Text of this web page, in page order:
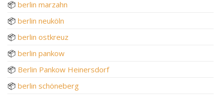
📦 berlin marzahn
📦 berlin neuköln
📦 berlin ostkreuz
📦 berlin pankow
📦 Berlin Pankow Heinersdorf
📦 berlin schöneberg